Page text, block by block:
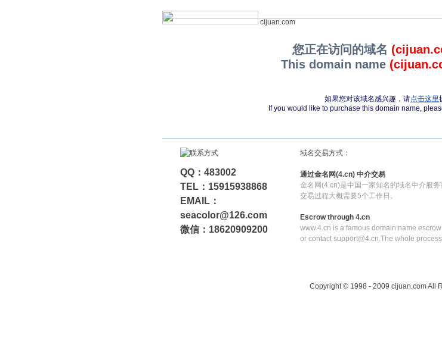
cijuan.com
您正在访问的域名
This domain name
如果您对该域名感兴趣，请点击这里
If you would like to purchase this domain name,
QQ：483002
TEL：15915938868
EMAIL：
seacolor@126.com
微信：18620909200
域名交易方式：
通过金名网(4.cn) 中介交易
金名网(4.cn)是中国一家知名的域名中介服
交易过程大概需要5个工作日。
Escrow through 4.cn
www.4.cn is a famous domain name
or contact support@4.cn.The whole
Copyright © 1998 - 2009 cijuan.com All